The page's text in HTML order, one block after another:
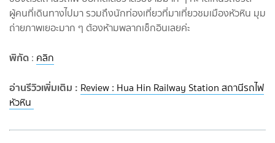
ผู้คนที่เดินทางไปมา รวมถึงนักท่องเที่ยวที่มาเที่ยวชมเมืองหัวหิน มุม
ถ่ายภาพเยอะมาก ๆ ต้องห้ามพลากเช็กอินเลยค่ะ
พิกัด : คลิก
อ่านรีวิวเพิ่มเติม : Review : Hua Hin Railway Station สถานีรถไฟ
หัวหิน